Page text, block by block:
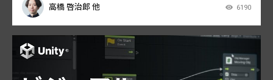
高橋 啓治郎 他 6190